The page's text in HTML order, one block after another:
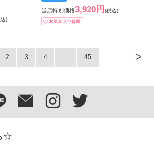
)
当店特別価格3,920円 (税込)
>
2 3 4 … 45
☆